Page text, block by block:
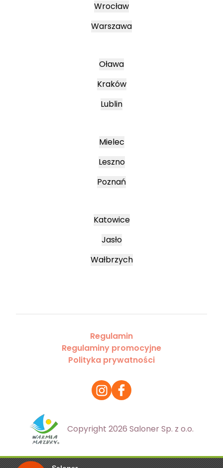
Wrocław
Warszawa
Oława
Kraków
Lublin
Mielec
Leszno
Poznań
Katowice
Jasło
Wałbrzych
Regulamin
Regulaminy promocyjne
Polityka prywatności
Copyright 2026 Saloner Sp. z o.o.